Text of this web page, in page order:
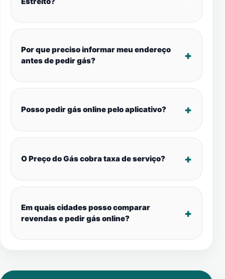
Por que preciso informar meu endereço
antes de pedir gás?
Posso pedir gás online pelo aplicativo?
O Preço do Gás cobra taxa de serviço?
Em quais cidades posso comparar
revendas e pedir gás online?